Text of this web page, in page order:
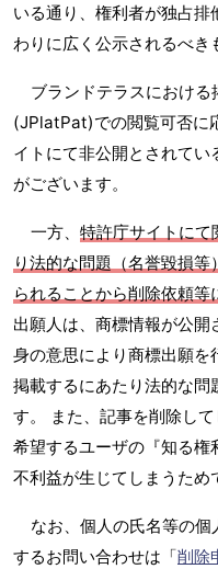
いる通り、権利者が独占
わりに広く公示されるべき
ブランドテラスにおける
(JPlatPat)での閲覧可否に
イトにて非公開とされて
がございます。
一方、 特許庁サイトにて
り法的な問題（名誉毀損等
られることから削除依頼等
出願人は、商標情報が公開
身の意思により商標出願を
掲載するにあたり法的な問
す。 また、記事を削除し
希望するユーザの『知る権
不利益が生じてしまうため
なお、個人の氏名等の
するお問い合わせは「削除